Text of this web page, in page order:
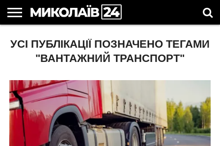
НОВИНИ
НОВИНИ
МИКОЛАЄВА
МИКОЛАЇВСЬКА
ОБЛАСТЬ
НОВИНИ
СПОРТУ
УКРАЇНА
ТА СВІТ
НОВИНИ
КОМПАНІЙ
АСТРОЛОГІЯ
СВЯТА
В
УКРАЇНІ
КОРИСНІ
СТАТТІ
УСІ ПУБЛІКАЦІЇ ПОЗНАЧЕНО ТЕГАМИ
"ВАНТАЖНИЙ ТРАНСПОРТ"